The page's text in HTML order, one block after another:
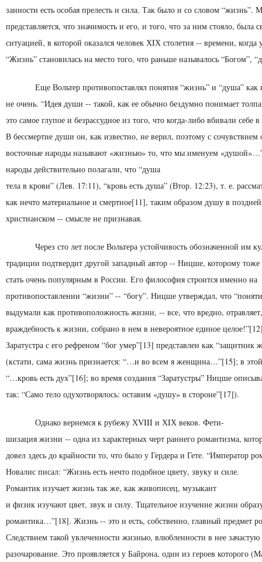
занности есть особая прелесть и сила. Так было и со словом “жизнь”.
представляется, что значимость и его, и того, что за ним стояло, была
ситуацией, в которой ока­зался человек ХIХ столетия -- времени, когда
“Жизнь” становилась на место того, что раньше называлось “Богом”,
Еще Вольтер противопоставлял понятия “жизнь” и “ду­ша” как
не очень. “Идея души -- такой, как ее обычно бездумно понимает
это самое глупое и безрассудное из того, что когда-либо вбивали себе
В бессмертие души он, как известно, не ве­рил, поэтому с сочувствием
восточные на­роды называют «жизнью» то, что мы именуем
народы действительно полагали, что “душа
тела в крови” (Лев. 17:11), “кровь есть душа” (Втор. 12:23), т. е.
как нечто материальное и смерт­ное[11], таким образом душу в
христианском -- смысле не признавая.
Через сто лет после Вольтера устойчивость обозначен­ной им
традиции подтвердит другой западный автор -- Ницше, которому тоже
стать очень популярным в России. Его философия строится именно на
противопоставлении “жизни” -- “богу”. Ницше утверждал, что
выдумали как противоположность жизни, -- все, что вредно,
враж­дебность к жизни, собрано в нем в невероятное единое
Заратустра с его рефреном “бог умер”[13] представлен как “защитник
(кстати, сама жизнь признается: “…и во всем я женщина…”[15]; в
“…кровь есть дух”[16]; во время создания “Заратустры” Ницше
так: “Само тело одухотво­рялось: оставим «душу» в стороне”[17]).
Однако вернемся к рубежу ХVIII и ХIХ веков. Фети-
шизация жизни -- одна из характерных черт раннего роман­тизма,
довел здесь до крайности то, что было у Гердера и Гете. “Император
Новалис писал: “Жизнь есть нечто подобное цвету, звуку и силе.
Романтик изучает жизнь так же, как живописец, музыкант
и физик изучают цвет, звук и силу. Тщательное изучение жизни
романтика…”[18]. Жизнь -- это и есть, собст­венно, главный предмет
Следствием такой ув­леченности жизнью, влюбленности в нее
разочарование. Это проявляется у Байрона, один из героев которого